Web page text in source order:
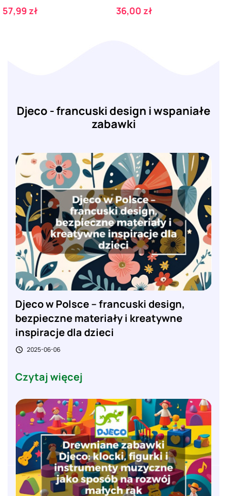
Cena
57,99 zł Cena
36,00 zł
Djeco - francuski design i wspaniałe
zabawki
Djeco w Polsce – francuski design,
bezpieczne materiały i kreatywne
inspiracje dla dzieci
 2025-06-06
Czytaj więcej